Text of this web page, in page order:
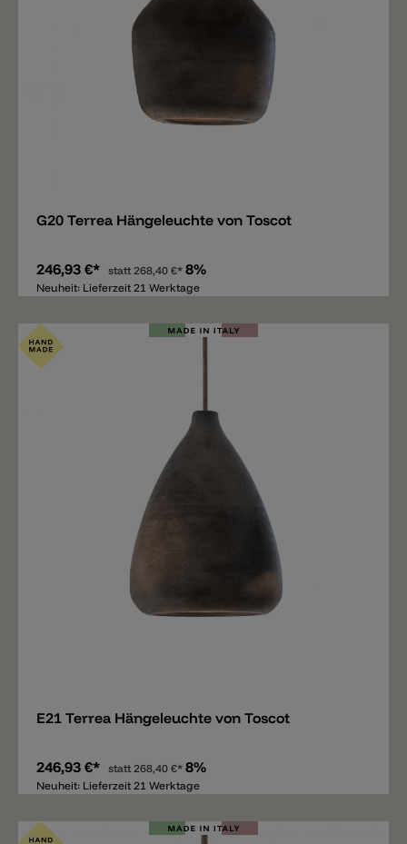
G20 Terrea Hängeleuchte von Toscot
246,93 €* statt268,40 €* 8%
Neuheit: Lieferzeit 21 Werktage
E21 Terrea Hängeleuchte von Toscot
246,93 €* statt268,40 €* 8%
Neuheit: Lieferzeit 21 Werktage